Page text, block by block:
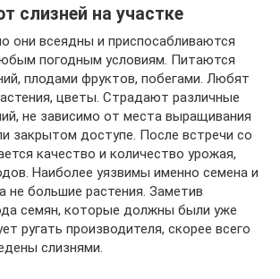
слизней на участке
они всеядны и приспосабливаются
погодным условиям. Питаются
плодами фруктов, побегами. Любят
цветы. Страдают различные
не зависимо от места выращивания
закрытом доступе. После встречи со
качество и количество урожая,
Наиболее уязвимы именно семена и
не большие растения. Заметив
семян, которые должны были уже
ругать производителя, скорее всего
слизнями.